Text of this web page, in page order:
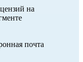
на
почта